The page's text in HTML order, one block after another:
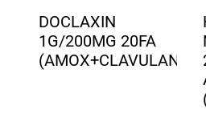
DOCLAXIN
1G/200MG 20FA